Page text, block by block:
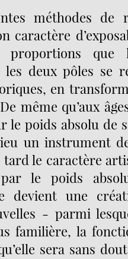
méthodes de
caractère
que
deux pôles se
en
même qu’aux
le poids absolu de
un instrument
tard le caractère
le poids
devient une
- parmi
familière, la
sera sans